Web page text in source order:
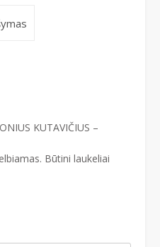
KUTAVIČIUS –
Būtini laukeliai